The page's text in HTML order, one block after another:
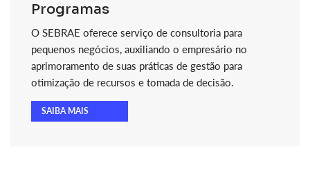
Programas
O SEBRAE oferece serviço de consultoria para
pequenos negócios, auxiliando o empresário no
aprimoramento de suas práticas de gestão para
otimização de recursos e tomada de decisão.
SAIBA MAIS